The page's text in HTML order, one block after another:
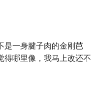
是一身腱子肉的金刚芭
得哪里像，我马上改还不